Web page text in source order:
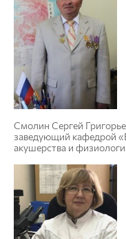
Смолин Сергей
заведующий кафедрой
акушерства и